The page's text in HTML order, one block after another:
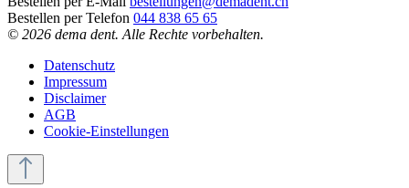
Bestellen per Telefon 044 838 65 65
© 2026 dema dent. Alle Rechte vorbehalten.
Datenschutz
Impressum
Disclaimer
AGB
Cookie-Einstellungen